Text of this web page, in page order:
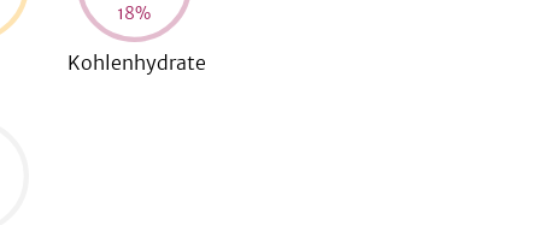
18%
Kohlenhydrate